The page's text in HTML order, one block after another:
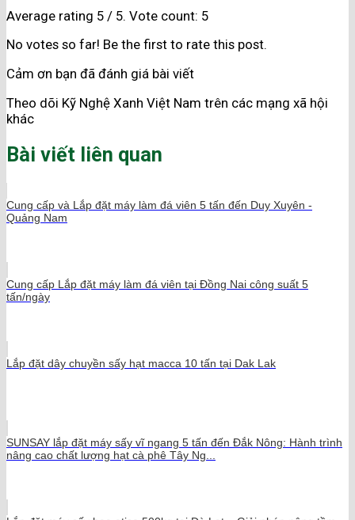
Average rating 5 / 5. Vote count: 5
No votes so far! Be the first to rate this post.
Cảm ơn bạn đã đánh giá bài viết
Theo dõi Kỹ Nghệ Xanh Việt Nam trên các mạng xã hội
khác
Bài viết liên quan
Cung cấp và Lắp đặt máy làm đá viên 5 tấn đến Duy Xuyên -
Quảng Nam
Cung cấp Lắp đặt máy làm đá viên tại Đồng Nai công suất 5
tấn/ngày
Lắp đặt dây chuyền sấy hạt macca 10 tấn tại Dak Lak
SUNSAY lắp đặt máy sấy vĩ ngang 5 tấn đến Đắk Nông: Hành trình
nâng cao chất lượng hạt cà phê Tây Ng...